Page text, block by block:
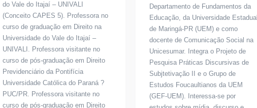
do Vale do Itajaí – UNIVALI
(Conceito CAPES 5). Professora no
curso de graduação em Direito na
Universidade do Vale do Itajaí –
UNIVALI. Professora visitante no
curso de pós-graduação em Direito
Previdenciário da Pontifícia
Universidade Católica do Paraná ?
PUC/PR. Professora visitante no
curso de pós-graduação em Direito
Departamento de Fundamentos da
Educação, da Universidade Estadual
de Maringá-PR (UEM) e como
docente de Comunicação Social na
Unicesumar. Integra o Projeto de
Pesquisa Práticas Discursivas de
Subjtetivação II e o Grupo de
Estudos Foucaultianos da UEM
(GEF-UEM). Interessa-se por